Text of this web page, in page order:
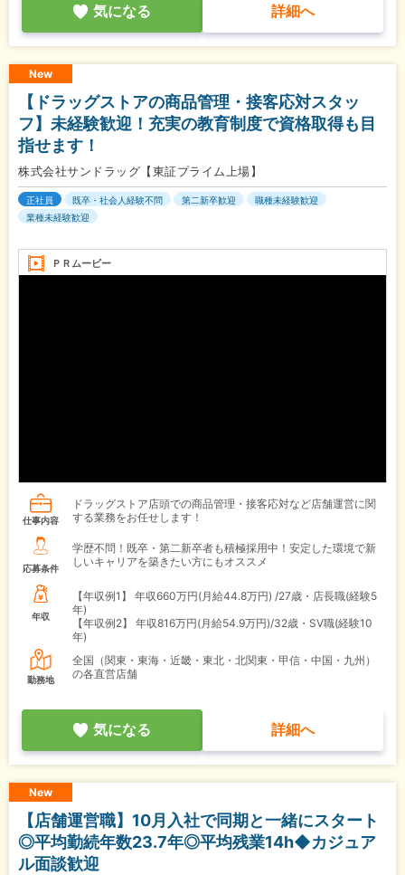
気になる 詳細へ
New
【ドラッグストアの商品管理・接客応対スタッ
フ】未経験歓迎！充実の教育制度で資格取得も目
指せます！
株式会社サンドラッグ【東証プライム上場】
正社員 既卒・社会人経験不問 第二新卒歓迎
職種未経験歓迎
業種未経験歓迎
ＰＲムービー
仕事内容
ドラッグストア店頭での商品管理・接客応対など店舗運営に関
する業務をお任せします！
応募条件
学歴不問！既卒・第二新卒者も積極採用中！安定した環境で新
しいキャリアを築きたい方にもオススメ
年収
【年収例1】
年収660万円(月給44.8万円) /27歳・店長職(経験5
年)
【年収例2】
年収816万円(月給54.9万円)/32歳・SV職(経験10
年)
勤務地
全国（関東・東海・近畿・東北・北関東・甲信・中国・九州）
の各直営店舗
気になる 詳細へ
New
【店舗運営職】10月入社で同期と一緒にスタート
◎平均勤続年数23.7年◎平均残業14h◆カジュア
ル面談歓迎